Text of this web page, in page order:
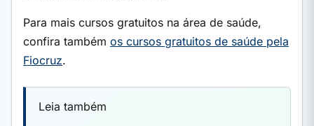
Para mais cursos gratuitos na área de saúde,
confira também os cursos gratuitos de saúde pela
Fiocruz.
Leia também